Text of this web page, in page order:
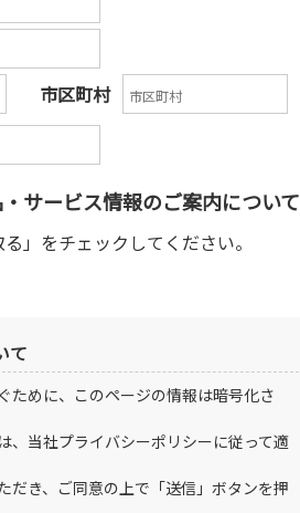
市区町村
サービス情報のご案内について
」をチェックしてください。
て
ために、このページの情報は暗号化さ
、当社プライバシーポリシーに従って適
だき、ご同意の上で「送信」ボタンを押